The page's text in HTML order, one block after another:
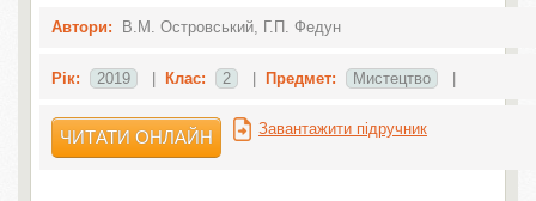
Автори: В.М. Островський, Г.П. Федун
Рік: 2019 Клас: 2 Предмет: Мистецтво
ЧИТАТИ ОНЛАЙН Завантажити підручник